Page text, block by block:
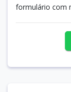
formulário com